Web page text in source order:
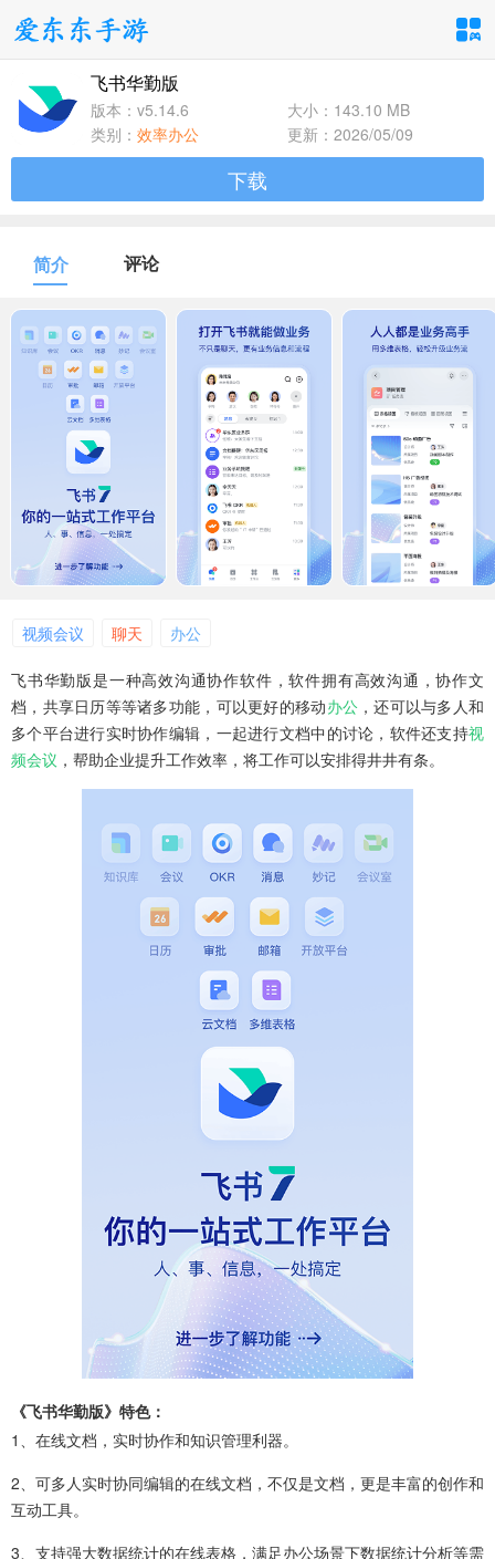
手游分类
卡牌回合
1百+款手游
1百+款手游
体育竞速
1百+款手游
冒险解谜
1百+款手游
模拟经营
1百+款手游
音乐舞蹈
1百+款手游
儿童教育
1百+款手游
飞书华勤版
版本：v5.14.6
大小：143.10 MB
类别： 效率办公 更新：2026/05/09
下载
简介 评论
视频会议 聊天 办公
飞书华勤版是一种高效沟通协作软件，软件拥有高效沟通，协作文
档，共享日历等等诸多功能，可以更好的移动办公 ，还可以与多人和
多个平台进行实时协作编辑，一起进行文档中的讨论，软件还支持视
频会议 ，帮助企业提升工作效率，将工作可以安排得井井有条。
《飞书华勤版》特色：
1、在线文档，实时协作和知识管理利器。
2、可多人实时协同编辑的在线文档，不仅是文档，更是丰富的创作和
互动工具。
3、支持强大数据统计的在线表格，满足办公场景下数据统计分析等需